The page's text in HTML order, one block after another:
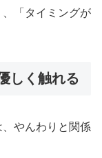
「タイミングが
しく触れる
やんわりと関係